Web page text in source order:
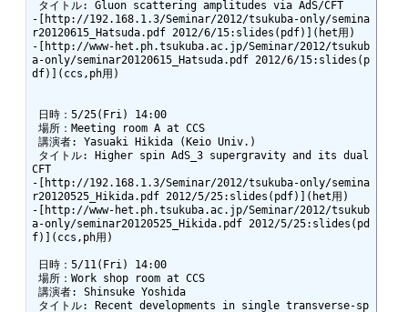
-[http://192.168.1.3/Seminar/2012/tsukuba-only/semina
r20120615_Hatsuda.pdf 2012/6/15:slides(pdf)](het用)
-[http://www-het.ph.tsukuba.ac.jp/Seminar/2012/tsukub
a-only/seminar20120615_Hatsuda.pdf 2012/6/15:slides(p
df)](ccs,ph用)
CFT
-[http://192.168.1.3/Seminar/2012/tsukuba-only/semina
r20120525_Hikida.pdf 2012/5/25:slides(pdf)](het用)
-[http://www-het.ph.tsukuba.ac.jp/Seminar/2012/tsukub
a-only/seminar20120525_Hikida.pdf 2012/5/25:slides(pd
f)](ccs,ph用)